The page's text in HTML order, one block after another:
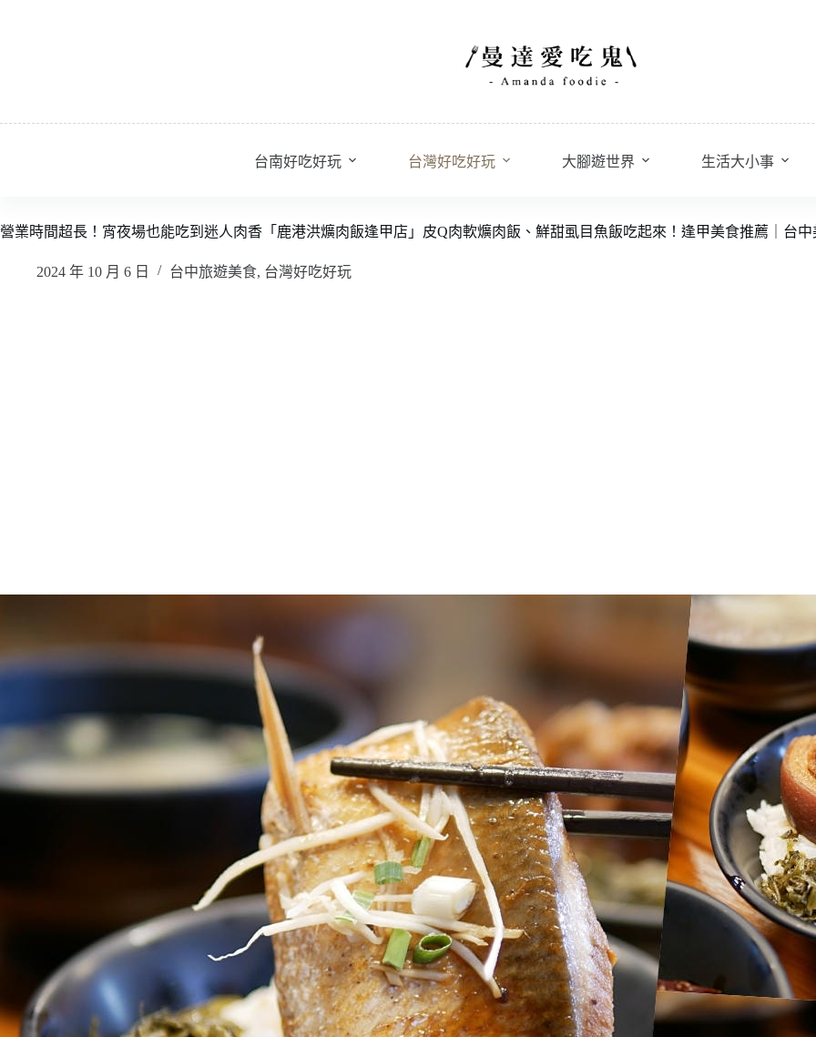
容
台南好吃好玩 台灣好吃好玩 大腳遊世界 生活大小事
營業時間超長！宵夜場也能吃到迷人肉香「鹿港洪爌肉飯逢甲店」皮Q肉軟爌肉飯、鮮甜虱目魚飯吃起來！逢甲美食推薦｜台
2024 年 10 月 6 日 台中旅遊美食, 台灣好吃好玩